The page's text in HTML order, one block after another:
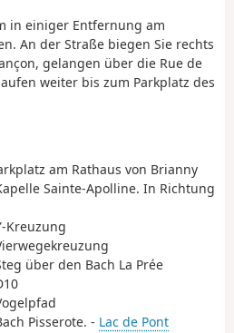
in einiger Entfernung am
An der Straße biegen Sie rechts
gelangen über die Rue de
weiter bis zum Parkplatz des
am Rathaus von Brianny
Sainte-Apolline. In Richtung
Kreuzung
über den Bach La Prée
Pisserote. - Lac de Pont